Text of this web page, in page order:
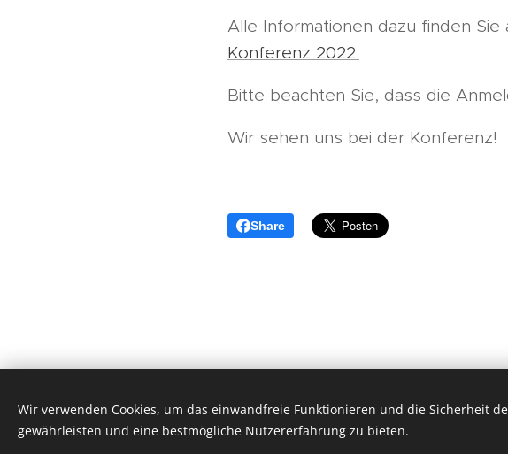
Alle Informationen dazu finden
Konferenz 2022.
Bitte beachten Sie, dass die
Wir sehen uns bei der Konferenz!
Share
Vytvořeno službouWebnode Cookies
Wir verwenden Cookies, um das einwandfreie Funktionieren und die Sicherheit
gewährleisten und eine bestmögliche Nutzererfahrung zu bieten.